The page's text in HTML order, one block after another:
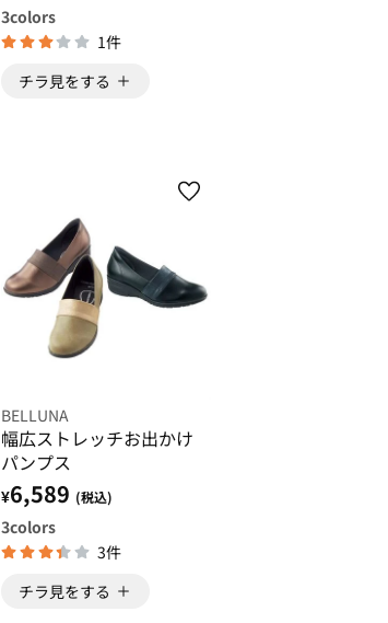
3colors
1件
チラ見をする
BELLUNA
幅広ストレッチお出かけ
パンプス
¥6,589 (税込)
3colors
3件
チラ見をする